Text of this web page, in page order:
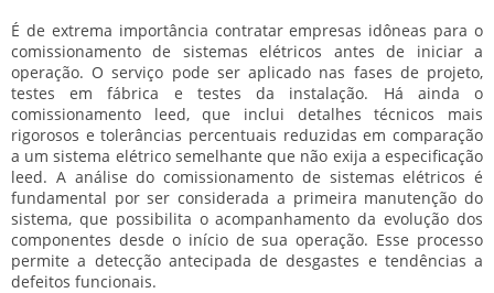
É de extrema importância contratar empresas idôneas para o
comissionamento de sistemas elétricos antes de iniciar a
operação. O serviço pode ser aplicado nas fases de projeto,
testes em fábrica e testes da instalação. Há ainda o
comissionamento leed, que inclui detalhes técnicos mais
rigorosos e tolerâncias percentuais reduzidas em comparação
a um sistema elétrico semelhante que não exija a especificação
leed. A análise do comissionamento de sistemas elétricos é
fundamental por ser considerada a primeira manutenção do
sistema, que possibilita o acompanhamento da evolução dos
componentes desde o início de sua operação. Esse processo
permite a detecção antecipada de desgastes e tendências a
defeitos funcionais.